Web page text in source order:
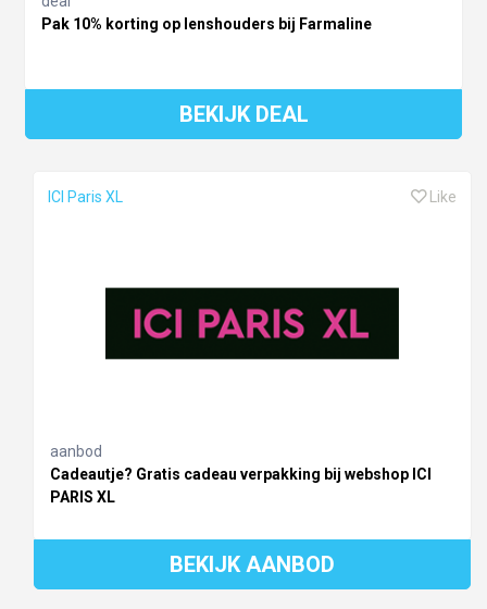
Pak 10% korting op lenshouders bij Farmaline
BEKIJK DEAL
ICI Paris XL Like
aanbod
Cadeautje? Gratis cadeau verpakking bij webshop ICI
PARIS XL
BEKIJK AANBOD